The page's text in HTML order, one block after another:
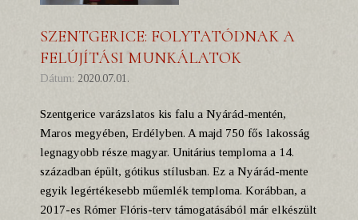
SZENTGERICE: FOLYTATÓDNAK A
FELÚJÍTÁSI MUNKÁLATOK
Dátum: 2020.07.01.
Szentgerice varázslatos kis falu a Nyárád-mentén,
Maros megyében, Erdélyben. A majd 750 fős lakosság
legnagyobb része magyar. Unitárius temploma a 14.
században épült, gótikus stílusban. Ez a Nyárád-mente
egyik legértékesebb műemlék temploma. Korábban, a
2017-es Rómer Flóris-terv támogatásából már elkészült